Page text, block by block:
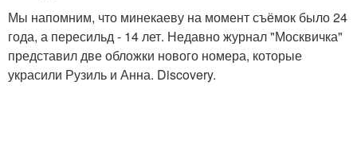
Мы напомним, что минекаеву на момент съёмок было 24
года, а пересильд - 14 лет. Недавно журнал "Москвичка"
представил две обложки нового номера, которые
украсили Рузиль и Анна. Discovery.